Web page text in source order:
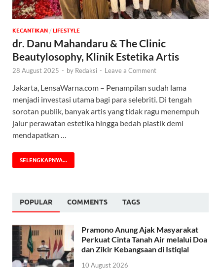
KECANTIKAN / ‎LIFESTYLE
dr. Danu Mahandaru & The Clinic
Beautylosophy, Klinik Estetika Artis
28 August 2025 - by Redaksi - Leave a Comment
Jakarta, LensaWarna.com – Penampilan sudah lama
menjadi investasi utama bagi para selebriti. Di tengah
sorotan publik, banyak artis yang tidak ragu menempuh
jalur perawatan estetika hingga bedah plastik demi
mendapatkan …
SELENGKAPNYA...
POPULAR COMMENTS TAGS
Pramono Anung Ajak Masyarakat
Perkuat Cinta Tanah Air melalui Doa
dan Zikir Kebangsaan di Istiqlal
10 August 2026